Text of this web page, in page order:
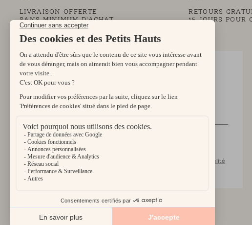
LIVRAISON OFFERTE
SANS MINIMUM D'ACHAT
EN FRANCE MÉTROPOLITAINE (1)
RETOURS
15 JOURS POUR
découvrez en avant première nos actualités.
En vous inscrivant, vous acceptez notre
politique de confidentialité
et nos